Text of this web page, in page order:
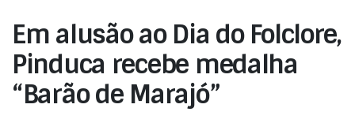
Em alusão ao Dia do Folclore,
Pinduca recebe medalha
“Barão de Marajó”